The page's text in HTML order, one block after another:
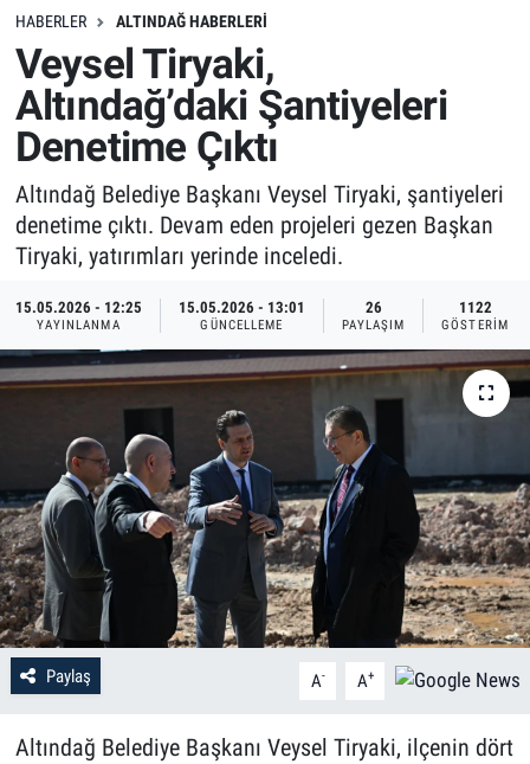
HABERLER ALTINDAĞ HABERLERI
Veysel Tiryaki,
Altındağ’daki Şantiyeleri
Denetime Çıktı
Altındağ Belediye Başkanı Veysel Tiryaki, şantiyeleri
denetime çıktı. Devam eden projeleri gezen Başkan
Tiryaki, yatırımları yerinde inceledi.
15.05.2026 - 12:25
YAYINLANMA
15.05.2026 - 13:01
GÜNCELLEME
26
PAYLAŞIM
1122
GÖSTERIM
Paylaş A- A+
Altındağ Belediye Başkanı Veysel Tiryaki, ilçenin dört